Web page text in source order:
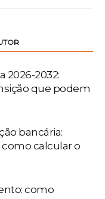
2026-2032:
que podem
bancária:
calcular o
como